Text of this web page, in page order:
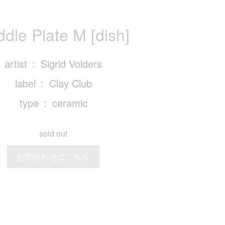
Plate M [dish]
artist
Sigrid Volders
label
Clay Club
type
ceramic
sold out
お問合わせはこちら